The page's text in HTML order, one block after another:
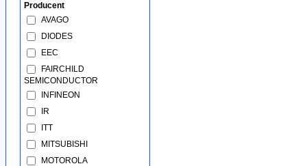
Producent
AVAGO
DIODES
EEC
FAIRCHILD
SEMICONDUCTOR
INFINEON
IR
ITT
MITSUBISHI
MOTOROLA